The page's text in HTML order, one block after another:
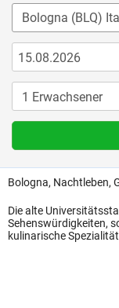
Bologna, Nachtleben,
Die alte
Sehenswürdigkeiten,
kulinarische